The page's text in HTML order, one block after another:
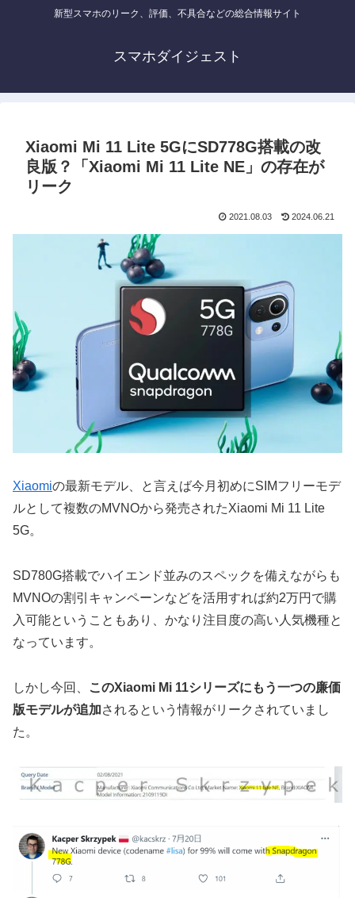
新型スマホのリーク、評価、不具合などの総合情報サイト
スマホダイジェスト
Xiaomi Mi 11 Lite 5GにSD778G搭載の改
良版？「Xiaomi Mi 11 Lite NE」の存在が
リーク
2021.08.03 2024.06.21
Xiaomiの最新モデル、と言えば今月初めにSIMフリーモデ
ルとして複数のMVNOから発売されたXiaomi Mi 11 Lite
5G。
SD780G搭載でハイエンド並みのスペックを備えながらも
MVNOの割引キャンペーンなどを活用すれば約2万円で購
入可能ということもあり、かなり注目度の高い人気機種と
なっています。
しかし今回、
このXiaomi Mi 11シリーズにもう一つの廉価
版モデルが追加されるという情報がリークされていまし
た。